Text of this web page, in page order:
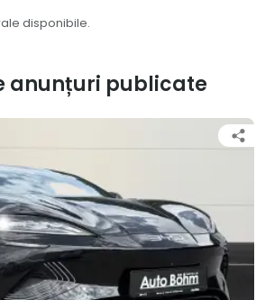
disponibile.
anunțuri publicate